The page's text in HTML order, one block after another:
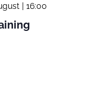
| 16:00